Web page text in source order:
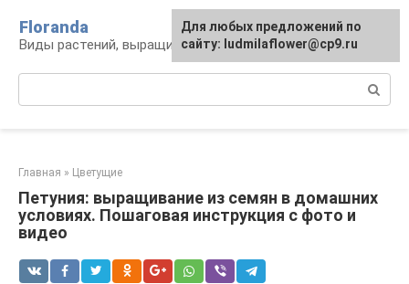
контенту
Floranda
Виды растений, выращивание и уход
Главная » Цветущие
Петуния: выращивание из семян в домашних
условиях. Пошаговая инструкция с фото и
видео
Для любых предложений по
сайту: ludmilaflower@cp9.ru